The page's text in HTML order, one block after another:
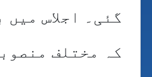
گئی۔ اجلاس میں
کہ مختلف